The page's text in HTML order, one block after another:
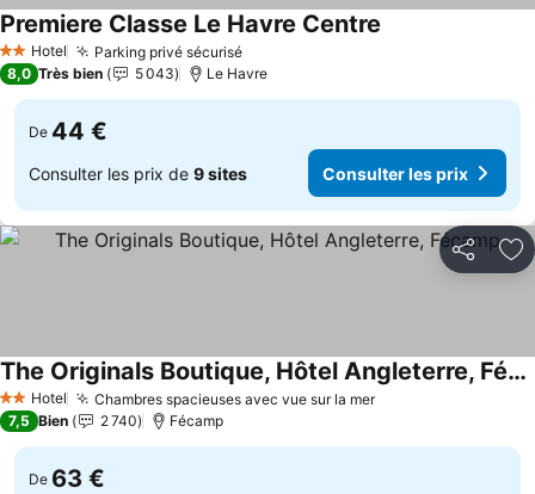
2 Étoiles
Hotel Parking privé sécurisé
Premiere Classe Le Havre Centre
8,0 Très bien 5 043 Le Havre
De 44 €
Consulter les prix de 9 sites Consulter les prix
Partager
2 Étoiles
Hotel Chambres spacieuses avec vue sur la mer
The Originals Boutique, Hôtel Angleterre, Fécamp
7,5 Bien 2 740 Fécamp
De 63 €